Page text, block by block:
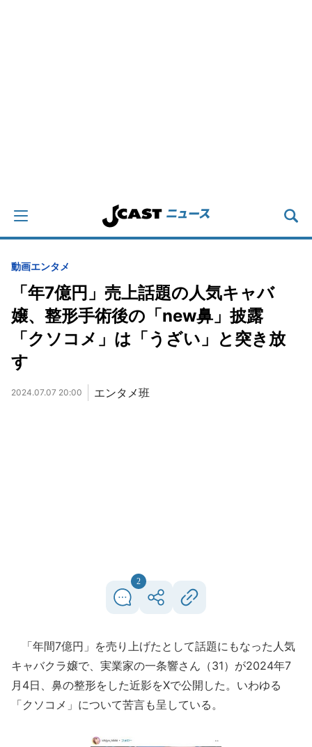
動画エンタメ
「年7億円」売上話題の人気キャバ
嬢、整形手術後の「new鼻」披露
「クソコメ」は「うざい」と突き放
す
2024.07.07 20:00 エンタメ班
2
「年間7億円」を売り上げたとして話題にもなった人気
キャバクラ嬢で、実業家の一条響さん（31）が2024年7
月4日、鼻の整形をした近影をXで公開した。いわゆる
「クソコメ」について苦言も呈している。